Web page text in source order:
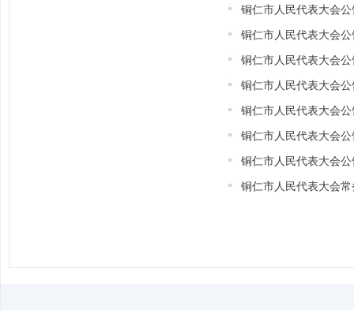
铜仁市人民代表大会
铜仁市人民代表大会
铜仁市人民代表大会
铜仁市人民代表大会
铜仁市人民代表大会
铜仁市人民代表大会
铜仁市人民代表大会
铜仁市人民代表大会